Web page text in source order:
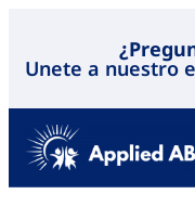
Unete a nuestro